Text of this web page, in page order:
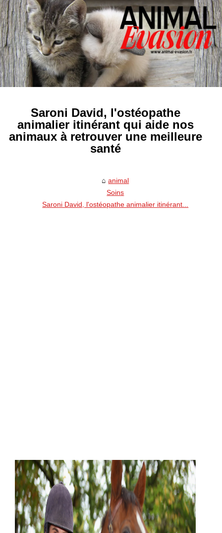
Saroni David, l'ostéopathe
animalier itinérant qui aide nos
animaux à retrouver une meilleure
santé
animal
Soins
Saroni David, l'ostéopathe animalier itinérant...